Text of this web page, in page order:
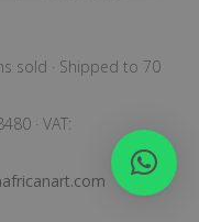
sold · Shipped to 70
· VAT: